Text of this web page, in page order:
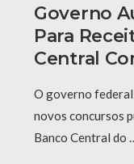
Governo
Para
Central
O governo
novos concursos
Banco Central do